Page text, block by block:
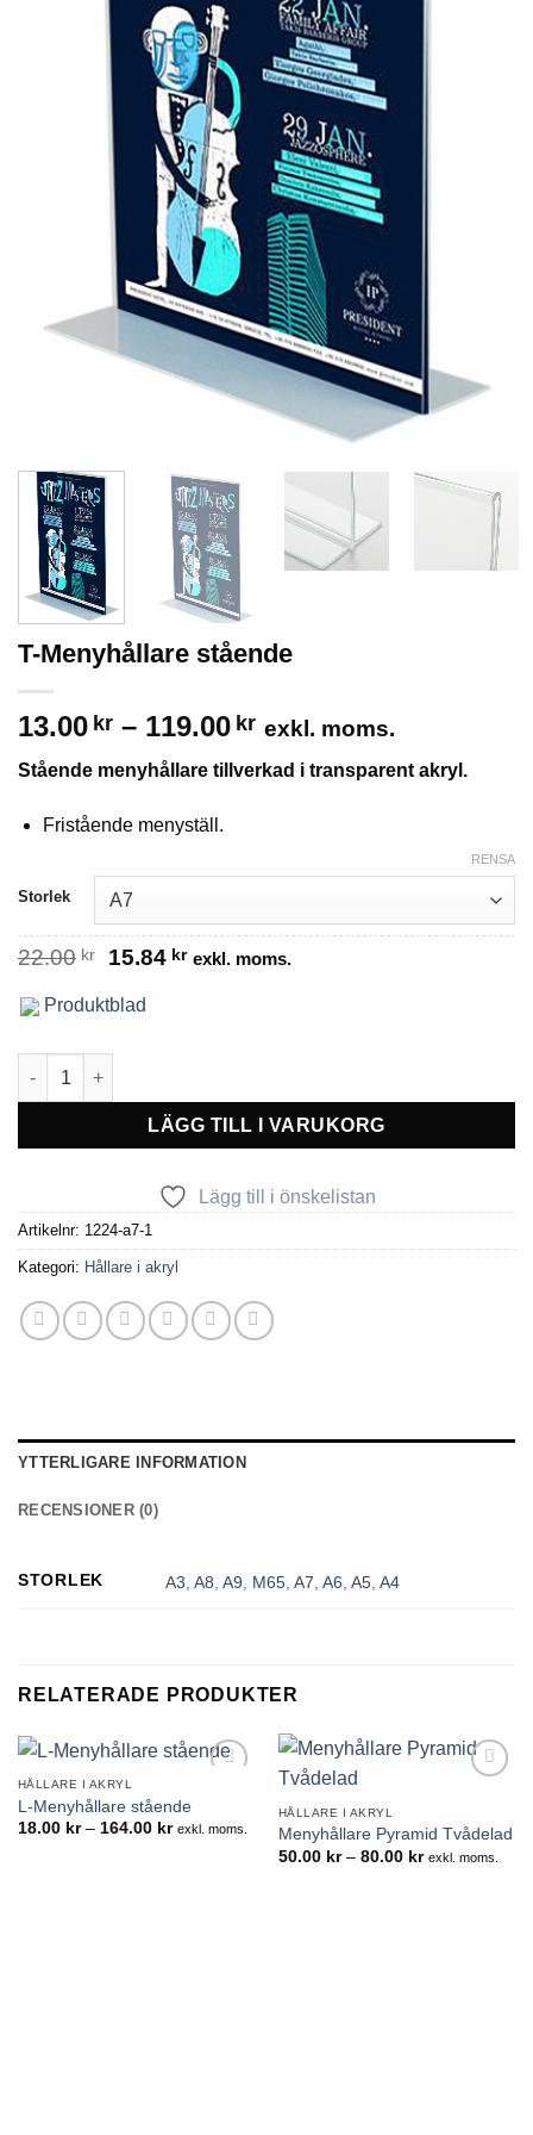
T-Menyhållare stående
13.00 kr – 119.00 krPrisintervall:
till
exkl. moms.
Stående menyhållare tillverkad i transparent akryl.
Fristående menyställ.
Storlek
RENSA
22.00 kr
Det
priset
15.84 krDet
exkl. moms.
Produktblad
T-Menyhållare stående mängd
LÄGG TILL I VARUKORG
Lägg till i önskelistan
Artikelnr: 1224-a7-1
Kategori: Hållare i akryl
YTTERLIGARE INFORMATION
RECENSIONER (0)
STORLEK A3 ,A8 ,A9 M65 ,A7 ,A6 ,A5 ,A4
RELATERADE PRODUKTER
önskelistan
HÅLLARE I AKRYL
L-Menyhållare stående
18.00 kr – 164.00 krPrisintervall:
exkl. moms.
HÅLLARE I AKRYL
Menyhållare Pyramid Tvådelad
50.00 kr – 80.00 krPrisintervall:
exkl. moms.